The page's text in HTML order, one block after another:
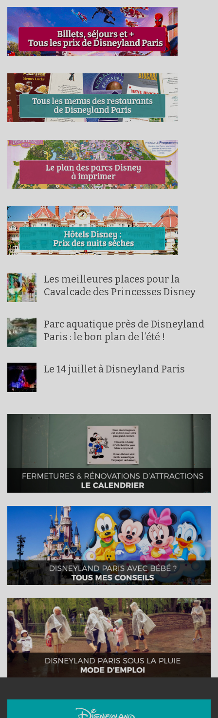
Les meilleures places pour la
Cavalcade des Princesses Disney
Parc aquatique près de Disneyland
Paris : le bon plan de l’été !
Le 14 juillet à Disneyland Paris